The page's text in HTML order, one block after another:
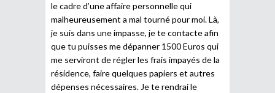
le cadre d’une affaire personnelle qui
malheureusement a mal tourné pour moi. Là,
je suis dans une impasse, je te contacte afin
que tu puisses me dépanner 1500 Euros qui
me serviront de régler les frais impayés de la
résidence, faire quelques papiers et autres
dépenses nécessaires. Je te rendrai le